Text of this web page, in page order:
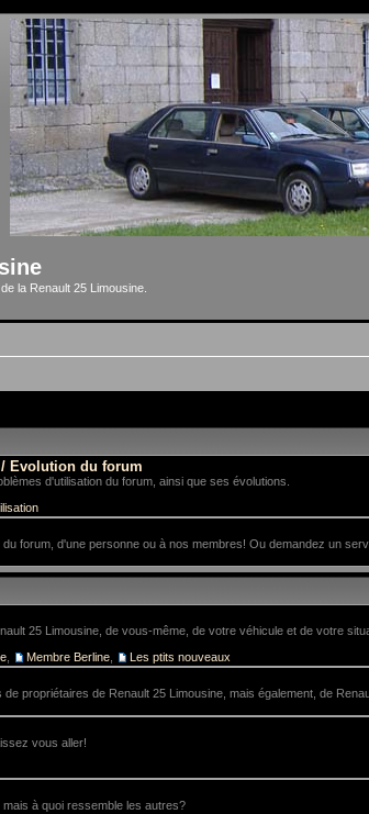
la Renault 25 Limousine.
Evolution du forum
d'utilisation du forum, ainsi que ses évolutions.
forum, d'une personne ou à nos membres! Ou demandez un
25 Limousine, de vous-même, de votre véhicule et de votre
Membre Berline Les ptits nouveaux
propriétaires de Renault 25 Limousine, mais également, de
vous aller!
à quoi ressemble les autres?